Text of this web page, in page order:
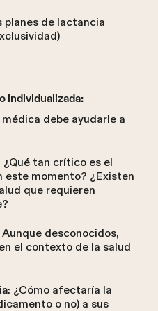
planes de lactancia
individualizada:
debe ayudarle a
¿Qué tan crítico es el
este momento? ¿Existen
que requieren
Aunque desconocidos,
el contexto de la salud
: ¿Cómo afectaría la
o no) a sus